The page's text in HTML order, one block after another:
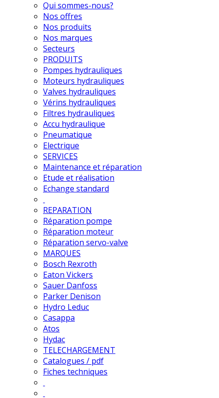
Qui sommes-nous?
Nos offres
Nos produits
Nos marques
Secteurs
PRODUITS
Pompes hydrauliques
Moteurs hydrauliques
Valves hydrauliques
Vérins hydrauliques
Filtres hydrauliques
Accu hydraulique
Pneumatique
Electrique
SERVICES
Maintenance et réparation
Etude et réalisation
Echange standard
REPARATION
Réparation pompe
Réparation moteur
Réparation servo-valve
MARQUES
Bosch Rexroth
Eaton Vickers
Sauer Danfoss
Parker Denison
Hydro Leduc
Casappa
Atos
Hydac
TELECHARGEMENT
Catalogues / pdf
Fiches techniques